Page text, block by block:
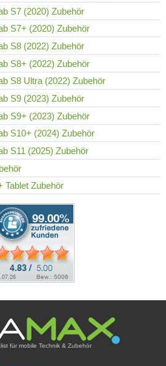
S7 (2020) Zubehör
S7+ (2020) Zubehör
S8 (2022) Zubehör
S8+ (2022) Zubehör
S8 Ultra (2022) Zubehör
S9 (2023) Zubehör
S9+ (2023) Zubehör
S10+ (2024) Zubehör
S11 (2025) Zubehör
Tablet Zubehör
für mobile Technik & Zubehör